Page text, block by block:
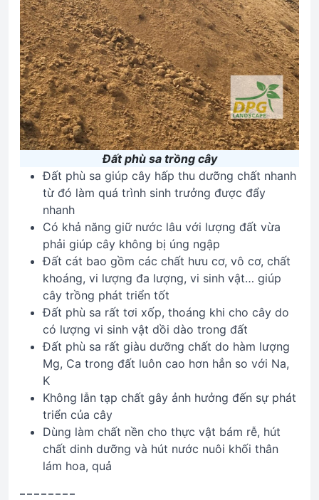
Đất phù sa trồng cây
Đất phù sa giúp cây hấp thu dưỡng chất nhanh
từ đó làm quá trình sinh trưởng được đẩy
nhanh
Có khả năng giữ nước lâu với lượng đất vừa
phải giúp cây không bị úng ngập
Đất cát bao gồm các chất hưu cơ, vô cơ, chất
khoáng, vi lượng đa lượng, vi sinh vật… giúp
cây trồng phát triển tốt
Đất phù sa rất tơi xốp, thoáng khi cho cây do
có lượng vi sinh vật dồi dào trong đất
Đất phù sa rất giàu dưỡng chất do hàm lượng
Mg, Ca trong đất luôn cao hơn hẳn so với Na,
K
Không lẫn tạp chất gây ảnh hưởng đến sự phát
triển của cây
Dùng làm chất nền cho thực vật bám rễ, hút
chất dinh dưỡng và hút nước nuôi khối thân
lám hoa, quả
– – – – – – – –